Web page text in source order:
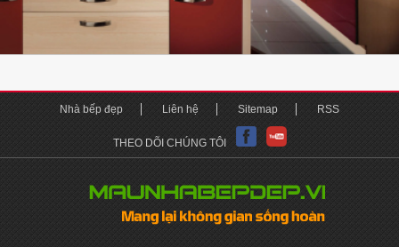
Nhà bếp đẹp Liên hệ Sitemap RSS
THEO DÕI CHÚNG TÔI